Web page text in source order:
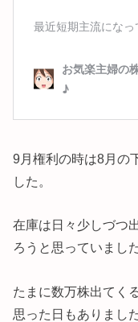
9月権利の時は8月の
した。
在庫は日々少しづつ
ろうと思っていまし
たまに数万株出てく
思った日もありまし